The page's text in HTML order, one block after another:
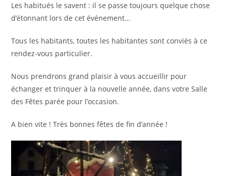
Les habitués le savent : il se passe toujours quelque chose
d’étonnant lors de cet événement…
Tous les habitants, toutes les habitantes sont conviés à ce
rendez-vous particulier.
Nous prendrons grand plaisir à vous accueillir pour
échanger et trinquer à la nouvelle année, dans votre Salle
des Fêtes parée pour l’occasion.
A bien vite ! Très bonnes fêtes de fin d’année !